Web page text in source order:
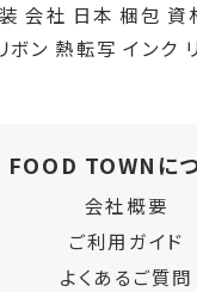
会社 日本 梱包 資
ボン 熱転写 インク
FOOD TOWNに
会社概要
ご利用ガイド
よくあるご質問